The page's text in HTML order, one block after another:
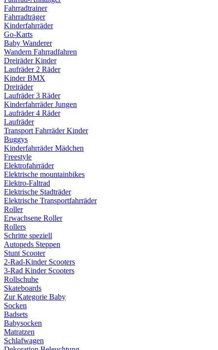
Fahrradtrainer
Fahrradträger
Kinderfahrräder
Go-Karts
Baby Wanderer
Wandern Fahrradfahren
Dreiräder Kinder
Laufräder 2 Räder
Kinder BMX
Dreiräder
Laufräder 3 Räder
Kinderfahrräder Jungen
Laufräder 4 Räder
Laufräder
Transport Fahrräder Kinder
Buggys
Kinderfahrräder Mädchen
Freestyle
Elektrofahrräder
Elektrische mountainbikes
Elektro-Faltrad
Elektrische Stadträder
Elektrische Transportfahrräder
Roller
Erwachsene Roller
Rollers
Schritte speziell
Autopeds Steppen
Stunt Scooter
2-Rad-Kinder Scooters
3-Rad Kinder Scooters
Rollschuhe
Skateboards
Zur Kategorie Baby
Socken
Badsets
Babysocken
Matratzen
Schlafwagen